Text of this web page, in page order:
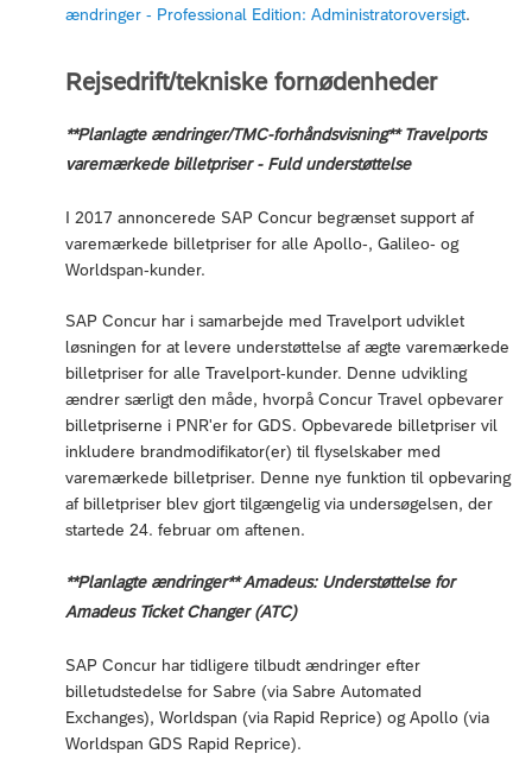
ændringer - Professional Edition: Administratoroversigt.
Rejsedrift/tekniske fornødenheder
**Planlagte ændringer/TMC-forhåndsvisning** Travelports
varemærkede billetpriser - Fuld understøttelse
I 2017 annoncerede SAP Concur begrænset support af
varemærkede billetpriser for alle Apollo-, Galileo- og
Worldspan-kunder.
SAP Concur har i samarbejde med Travelport udviklet
løsningen for at levere understøttelse af ægte varemærkede
billetpriser for alle Travelport-kunder. Denne udvikling
ændrer særligt den måde, hvorpå Concur Travel opbevarer
billetpriserne i PNR'er for GDS. Opbevarede billetpriser vil
inkludere brandmodifikator(er) til flyselskaber med
varemærkede billetpriser. Denne nye funktion til opbevaring
af billetpriser blev gjort tilgængelig via undersøgelsen, der
startede 24. februar om aftenen.
**Planlagte ændringer** Amadeus: Understøttelse for
Amadeus Ticket Changer (ATC)
SAP Concur har tidligere tilbudt ændringer efter
billetudstedelse for Sabre (via Sabre Automated
Exchanges), Worldspan (via Rapid Reprice) og Apollo (via
Worldspan GDS Rapid Reprice).